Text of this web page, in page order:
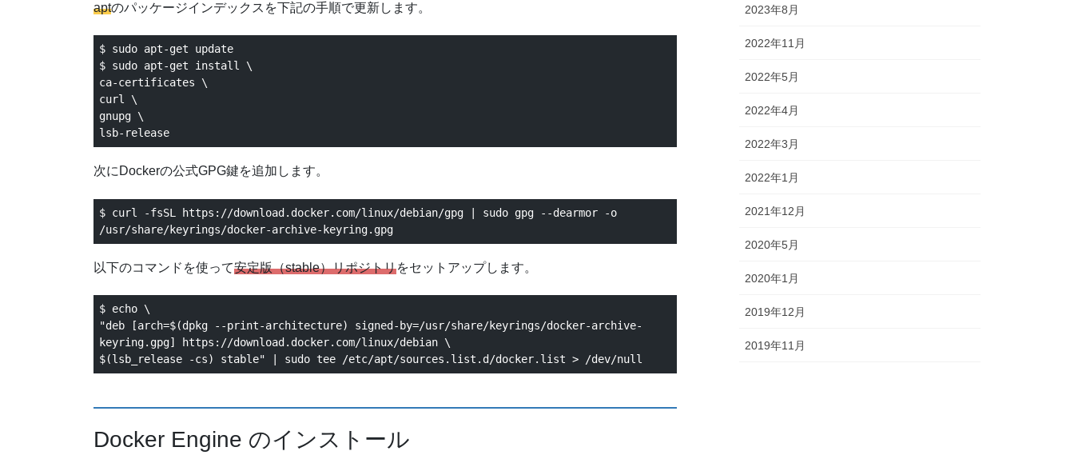
aptのパッケージインデックスを下記の手順で更新します。
$ sudo apt-get update
$ sudo apt-get install \
ca-certificates \
curl \
gnupg \
次にDockerの公式GPG鍵を追加します。
$ curl -fsSL https://download.docker.com/linux/debian/gpg | sudo gpg --dearmor -o
/usr/share/keyrings/docker-archive-keyring.gpg
以下のコマンドを使って安定版（stable）リポジトリをセットアップします。
$ echo \
"deb [arch=$(dpkg --print-architecture) signed-by=/usr/share/keyrings/docker-archive-
keyring.gpg] https://download.docker.com/linux/debian \
Docker Engine のインストール
2023年8月
2022年11月
2022年5月
2022年4月
2022年3月
2022年1月
2021年12月
2020年5月
2020年1月
2019年12月
2019年11月